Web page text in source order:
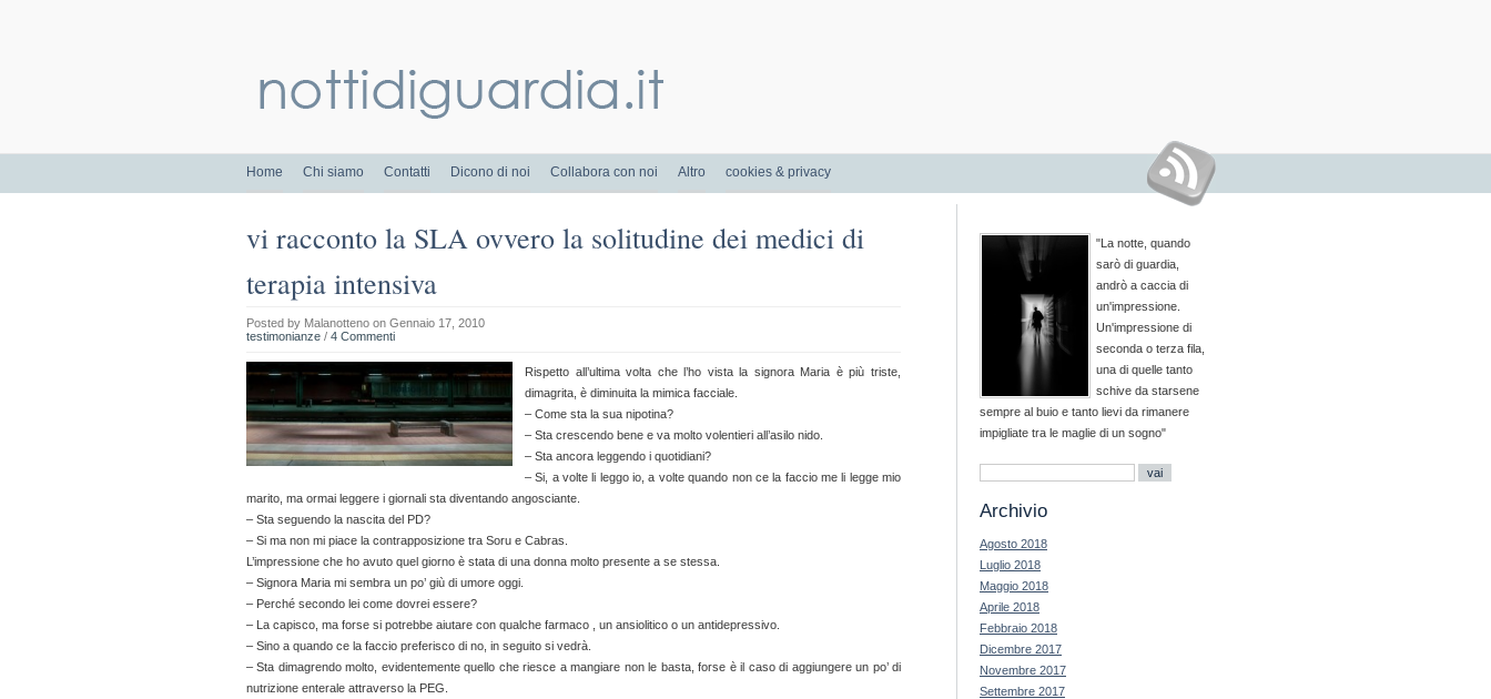
Home Chi siamo Contatti Dicono di noi Collabora con noi Altro cookies & privacy
vi racconto la SLA ovvero la solitudine dei medici di
terapia intensiva
Posted by Malanotteno on Gennaio 17, 2010
testimonianze / 4 Commenti
Rispetto all’ultima volta che l’ho vista la signora Maria è più triste,
dimagrita, è diminuita la mimica facciale.
– Come sta la sua nipotina?
– Sta crescendo bene e va molto volentieri all’asilo nido.
– Sta ancora leggendo i quotidiani?
– Si, a volte li leggo io, a volte quando non ce la faccio me li legge mio
marito, ma ormai leggere i giornali sta diventando angosciante.
– Sta seguendo la nascita del PD?
– Si ma non mi piace la contrapposizione tra Soru e Cabras.
L’impressione che ho avuto quel giorno è stata di una donna molto presente a se stessa.
– Signora Maria mi sembra un po’ giù di umore oggi.
– Perché secondo lei come dovrei essere?
– La capisco, ma forse si potrebbe aiutare con qualche farmaco , un ansiolitico o un antidepressivo.
– Sino a quando ce la faccio preferisco di no, in seguito si vedrà.
– Sta dimagrendo molto, evidentemente quello che riesce a mangiare non le basta, forse è il caso di aggiungere un po’ di
nutrizione enterale attraverso la PEG.
"La notte, quando
sarò di guardia,
andrò a caccia di
un'impressione.
Un'impressione di
seconda o terza fila,
una di quelle tanto
schive da starsene
sempre al buio e tanto lievi da rimanere
impigliate tra le maglie di un sogno"
Archivio
Agosto 2018
Luglio 2018
Maggio 2018
Aprile 2018
Febbraio 2018
Dicembre 2017
Novembre 2017
Settembre 2017